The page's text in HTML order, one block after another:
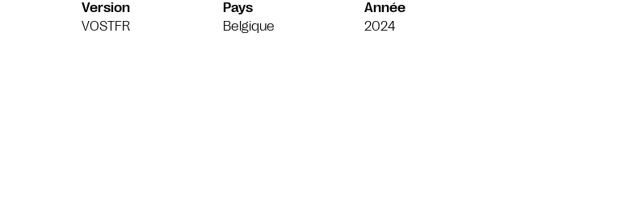
Version
VOSTFR
Pays
Belgique
Année
2024